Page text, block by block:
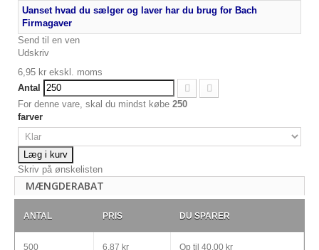
Uanset hvad du sælger og laver har du brug for Bach
Firmagaver
Send til en ven
Udskriv
6,95 kr ekskl. moms
Antal
For denne vare, skal du mindst købe 250
farver
Læg i kurv
Skriv på ønskelisten
MÆNGDERABAT
ANTAL PRIS DU SPARER
500 6,87 kr Op til 40,00 kr